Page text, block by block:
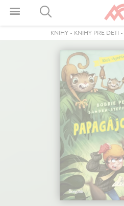
KNIHY- KNIHY PRE DETI -